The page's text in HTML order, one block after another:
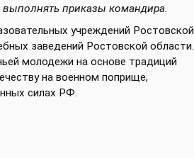
приказы командира.
учреждений Ростовской
заведений Ростовской области.
молодежи на основе традиций
на военном поприще,
силах РФ.